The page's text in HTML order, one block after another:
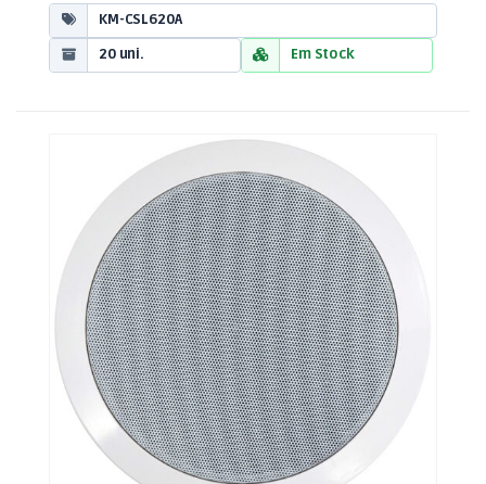
KM-CSL620A
20 uni.
Em Stock